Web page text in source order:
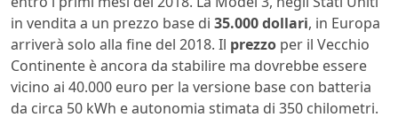
in vendita a un prezzo base di 35.000 dollari, in Europa
arriverà solo alla fine del 2018. Il prezzo per il Vecchio
Continente è ancora da stabilire ma dovrebbe essere
vicino ai 40.000 euro per la versione base con batteria
da circa 50 kWh e autonomia stimata di 350 chilometri.